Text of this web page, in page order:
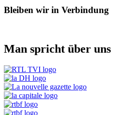
Bleiben wir in Verbindung
Man spricht über uns